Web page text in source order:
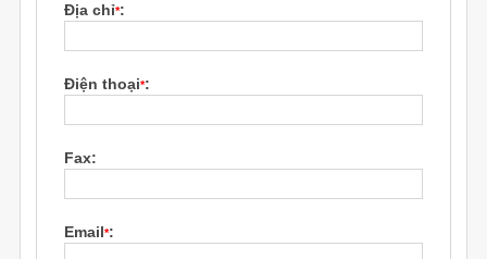
Địa chỉ*:
Điện thoại*:
Fax:
Email*: